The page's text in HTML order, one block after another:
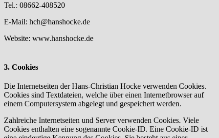
Tel.: 08662-408520
E-Mail: hch@hanshocke.de
Website: www.hanshocke.de
3. Cookies
Die Internetseiten der Hans-Christian Hocke verwenden Cookies.
Cookies sind Textdateien, welche über einen Internetbrowser auf
einem Computersystem abgelegt und gespeichert werden.
Zahlreiche Internetseiten und Server verwenden Cookies. Viele
Cookies enthalten eine sogenannte Cookie-ID. Eine Cookie-ID ist